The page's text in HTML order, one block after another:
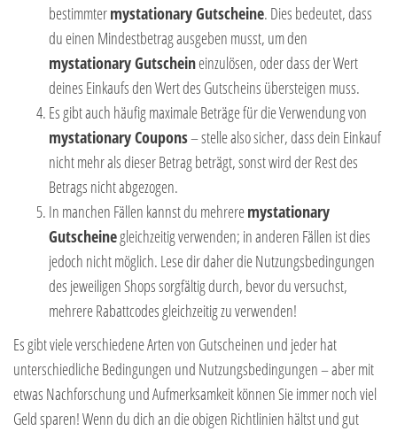
bestimmtermystationary Gutscheine. Dies bedeutet, dass
du einen Mindestbetrag ausgeben musst, um den
mystationary Gutscheineinzulösen, oder dass der Wert
deines Einkaufs den Wert des Gutscheins übersteigen muss.
Es gibt auch häufig maximale Beträge für die Verwendung von
mystationary Coupons– stelle also sicher, dass dein Einkauf
nicht mehr als dieser Betrag beträgt, sonst wird der Rest des
Betrags nicht abgezogen.
In manchen Fällen kannst du mehreremystationary
Gutscheinegleichzeitig verwenden; in anderen Fällen ist dies
jedoch nicht möglich. Lese dir daher die Nutzungsbedingungen
des jeweiligen Shops sorgfältig durch, bevor du versuchst,
mehrere Rabattcodes gleichzeitig zu verwenden!
Es gibt viele verschiedene Arten von Gutscheinen und jeder hat
unterschiedliche Bedingungen und Nutzungsbedingungen – aber mit
etwas Nachforschung und Aufmerksamkeit können Sie immer noch viel
Geld sparen! Wenn du dich an die obigen Richtlinien hältst und gut